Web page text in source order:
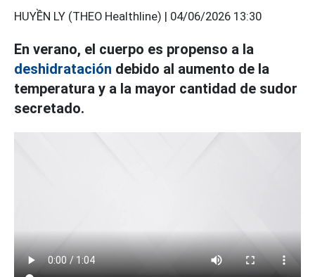
HUYỀN LY (THEO Healthline) | 04/06/2026 13:30
En verano, el cuerpo es propenso a la
deshidratación debido al aumento de la
temperatura y a la mayor cantidad de sudor
secretado.